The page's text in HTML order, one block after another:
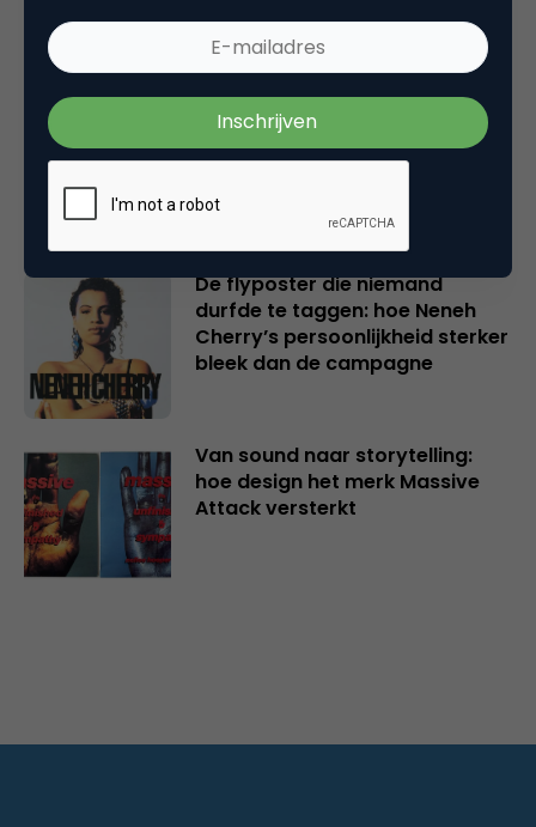
Van kunstnijverheid tot
industrieel design: de rol van
marketing in een creatieve
wording
De flyposter die niemand
durfde te taggen: hoe Neneh
Cherry’s persoonlijkheid sterker
bleek dan de campagne
Van sound naar storytelling:
hoe design het merk Massive
Attack versterkt